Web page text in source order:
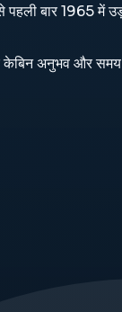
पहली बार
केबिन अनुभव और